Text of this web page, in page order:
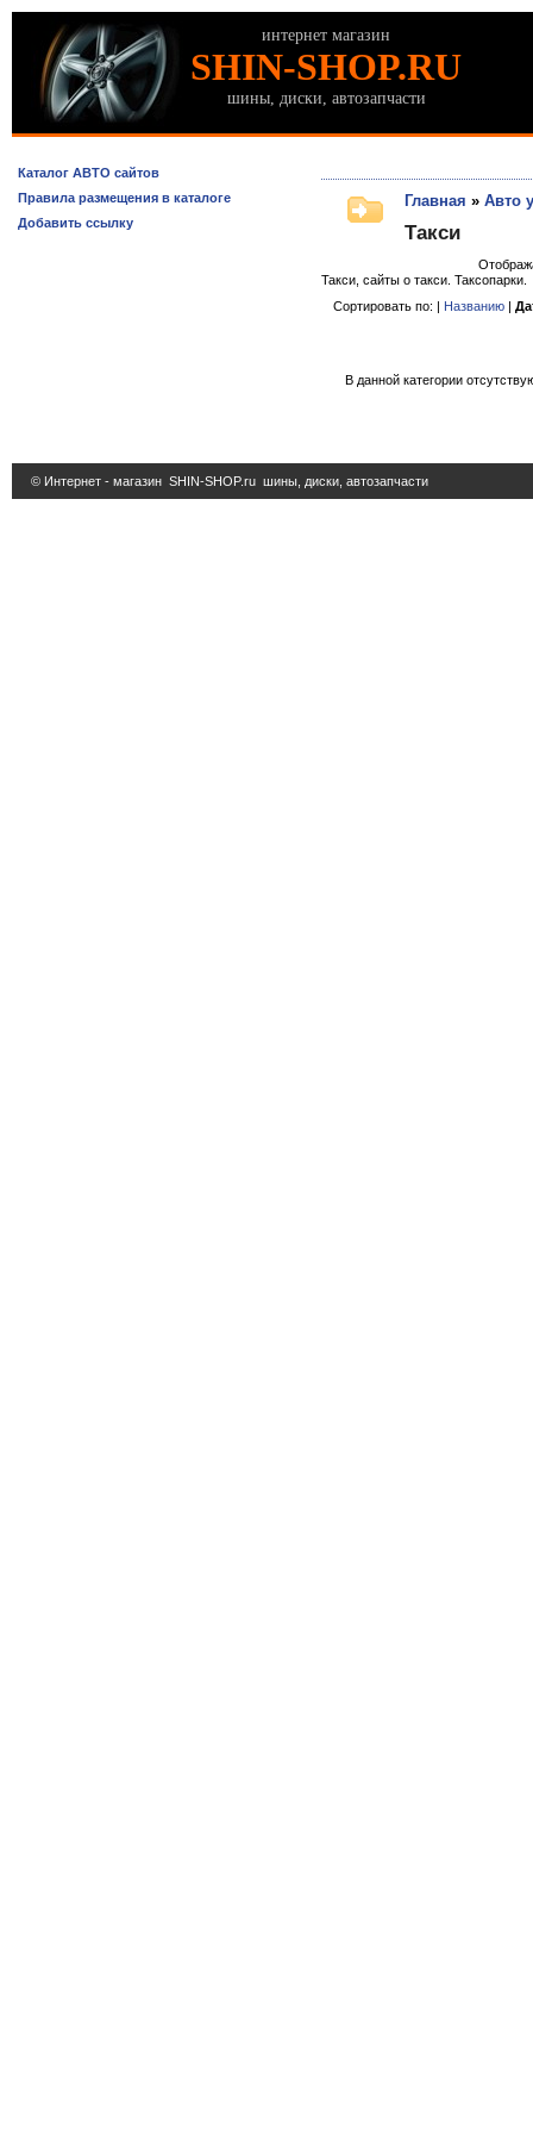
интернет магазин
SHIN-SHOP.RU
шины, диски, автозапчасти
Каталог АВТО сайтов
Правила размещения в каталоге
Добавить ссылку
Главная » Авто
Такси
Такси, сайты о такси. Таксопарки.
Сортировать по: | Названию |
В данной категории
© Интернет - магазин SHIN-SHOP.ru шины, диски, автозапчасти